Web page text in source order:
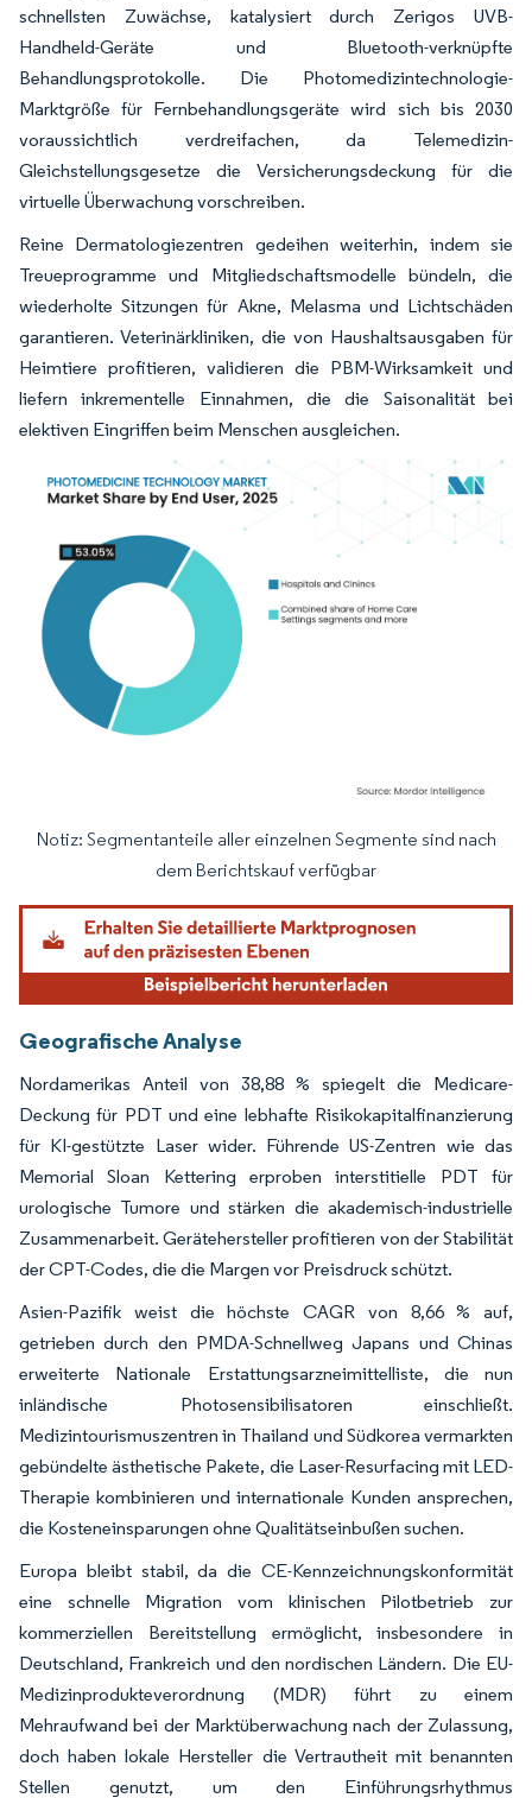
schnellsten Zuwächse, katalysiert durch Zerigos UVB-
Handheld-Geräte und Bluetooth-verknüpfte
Behandlungsprotokolle. Die Photomedizintechnologie-
Marktgröße für Fernbehandlungsgeräte wird sich bis 2030
voraussichtlich verdreifachen, da Telemedizin-
Gleichstellungsgesetze die Versicherungsdeckung für die
virtuelle Überwachung vorschreiben.
Reine Dermatologiezentren gedeihen weiterhin, indem sie
Treueprogramme und Mitgliedschaftsmodelle bündeln, die
wiederholte Sitzungen für Akne, Melasma und Lichtschäden
garantieren. Veterinärkliniken, die von Haushaltsausgaben für
Heimtiere profitieren, validieren die PBM-Wirksamkeit und
liefern inkrementelle Einnahmen, die die Saisonalität bei
elektiven Eingriffen beim Menschen ausgleichen.
Bild © Mordor Intelligence. Wiederverwendung erfordert Namensnennung
Notiz: Segmentanteile aller einzelnen Segmente sind nach
dem Berichtskauf verfügbar
Geografische Analyse
Nordamerikas Anteil von 38,88 % spiegelt die Medicare-
Deckung für PDT und eine lebhafte Risikokapitalfinanzierung
für KI-gestützte Laser wider. Führende US-Zentren wie das
Memorial Sloan Kettering erproben interstitielle PDT für
urologische Tumore und stärken die akademisch-industrielle
Zusammenarbeit. Gerätehersteller profitieren von der Stabilität
der CPT-Codes, die die Margen vor Preisdruck schützt.
Asien-Pazifik weist die höchste CAGR von 8,66 % auf,
getrieben durch den PMDA-Schnellweg Japans und Chinas
erweiterte Nationale Erstattungsarzneimittelliste, die nun
inländische Photosensibilisatoren einschließt.
Medizintourismuszentren in Thailand und Südkorea vermarkten
gebündelte ästhetische Pakete, die Laser-Resurfacing mit LED-
Therapie kombinieren und internationale Kunden ansprechen,
die Kosteneinsparungen ohne Qualitätseinbußen suchen.
Europa bleibt stabil, da die CE-Kennzeichnungskonformität
eine schnelle Migration vom klinischen Pilotbetrieb zur
kommerziellen Bereitstellung ermöglicht, insbesondere in
Deutschland, Frankreich und den nordischen Ländern. Die EU-
Medizinprodukteverordnung (MDR) führt zu einem
Mehraufwand bei der Marktüberwachung nach der Zulassung,
doch haben lokale Hersteller die Vertrautheit mit benannten
Stellen genutzt, um den Einführungsrhythmus